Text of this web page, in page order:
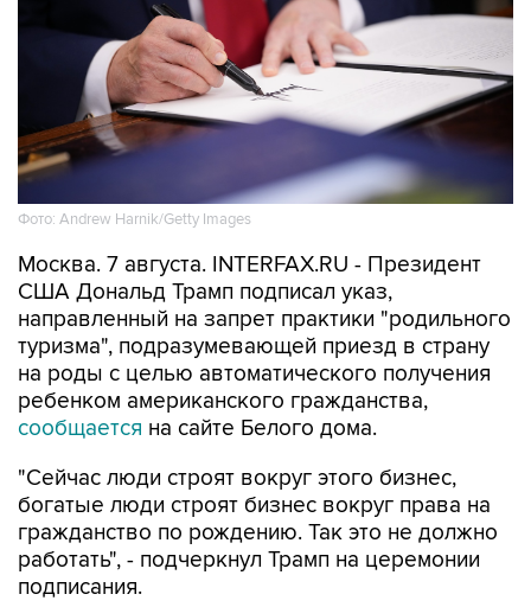
Фото: Andrew Harnik/Getty Images
Москва. 7 августа. INTERFAX.RU - Президент
США Дональд Трамп подписал указ,
направленный на запрет практики "родильного
туризма", подразумевающей приезд в страну
на роды с целью автоматического получения
ребенком американского гражданства,
сообщается на сайте Белого дома.
"Сейчас люди строят вокруг этого бизнес,
богатые люди строят бизнес вокруг права на
гражданство по рождению. Так это не должно
работать", - подчеркнул Трамп на церемонии
подписания.